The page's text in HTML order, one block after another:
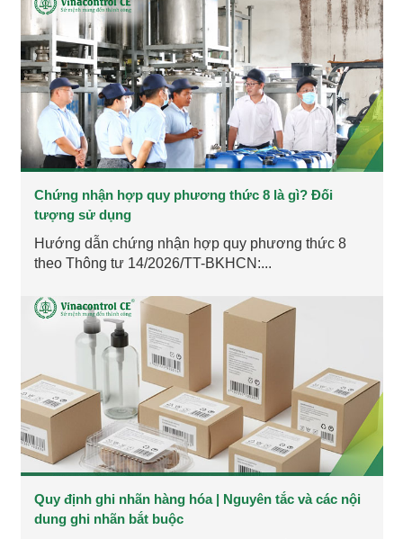
Chứng nhận hợp quy phương thức 8 là gì? Đối
tượng sử dụng
Hướng dẫn chứng nhận hợp quy phương thức 8
theo Thông tư 14/2026/TT-BKHCN:...
Quy định ghi nhãn hàng hóa | Nguyên tắc và các nội
dung ghi nhãn bắt buộc